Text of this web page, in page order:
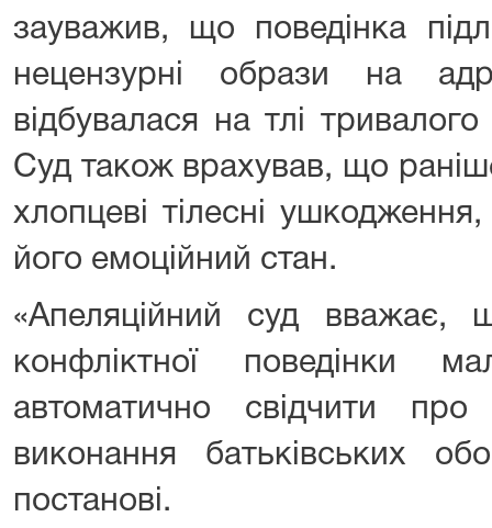
зауважив, що поведінка
нецензурні образи на
відбувалася на тлі
Суд також врахував, що
хлопцеві тілесні
його емоційний стан.
«Апеляційний суд
конфліктної поведінки
автоматично свідчити
виконання батьківських
постанові.